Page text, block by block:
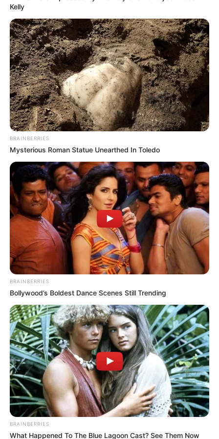
+Tudo o que você precisa saber sobre a Proposta de
Federalização dos ACS/ACE.
+Decisão do STJ pode garantir que Agentes de Saúde (ACS/ACE)
se aposentem mais cedo.
+MONAFE - Movimento da Federalização cobra de Arthur Lira a
votação da PEC do Piso
+ALMT - Agentes de Saúde com formação técnica poderão ter
"adicional de qualificação.
+VÍDEO - O FNS repassou o PQA-VS para os municípios e
estados, confira os detalhes!
+Previne Brasil: Modelo de Lei que garante o Incentivo com 100%
do valor repassado
+VÍDEO - Como verificar o Repasse da Gratificação do Previne
+
Ministério do Trabalho liberou o CBO - Código Brasileiro de
Ocupação dos ACS/ACE
+ Excluídos: quem são os mais de 180 mil ACS/ACE que não
poderão fazer o Curso Técnico .
EDITAL-SAÚDE COM AGENTE: Processo Seletivo para Ingresso
nos Cursos Técnicos.
Brasil |CONACS|Associação
FNARAS
Solidariedade | Economia| Governo |Política
Fé
Ministério da Saúde|Agentes de
SHARE THIS Share it Tweet
Share it
Kelly
BRAINBERRIES
Mysterious Roman Statue Unearthed In Toledo
BRAINBERRIES
Bollywood’s Boldest Dance Scenes Still Trending
BRAINBERRIES
What Happened To The Blue Lagoon Cast? See Them Now